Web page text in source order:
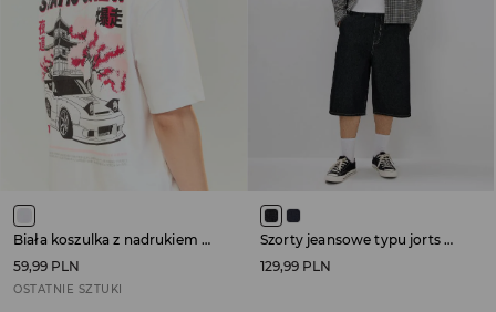
Biała koszulka z nadrukiem w stylu japońskim
59,99 PLN
OSTATNIE SZTUKI
Szorty jeansowe typu jorts czarne
129,99 PLN